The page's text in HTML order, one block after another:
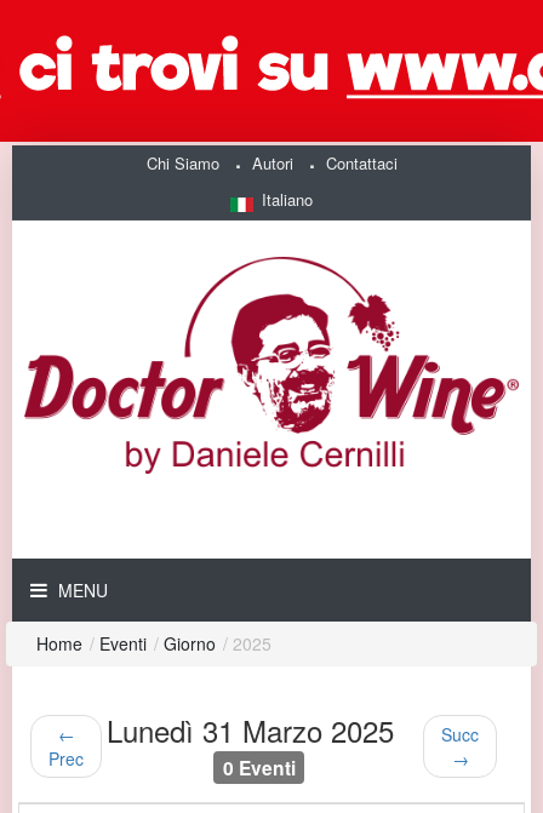
Chi Siamo Autori
Contattaci
Italiano
MENU
Home / Eventi / Giorno / 2025
←
Prec
Lunedì 31 Marzo 2025
0 Eventi
Succ
→